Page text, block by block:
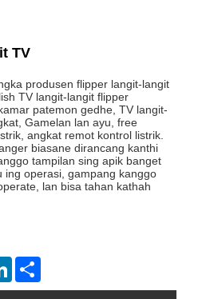
TV
produsen flipper langit-langit
TV langit-langit flipper
patemon gedhe, TV langit-
Gamelan lan ayu, free
angkat remot kontrol listrik.
biasane dirancang kanthi
tampilan sing apik banget
ing operasi, gampang kanggo
lan bisa tahan kathah
LinkedIn